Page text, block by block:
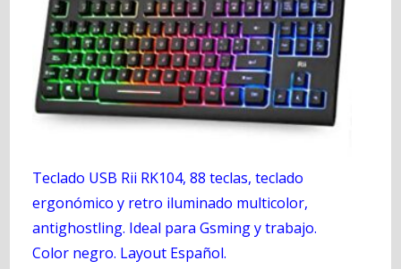
Teclado USB Rii RK104, 88 teclas, teclado
ergonómico y retro iluminado multicolor,
antighostling. Ideal para Gsming y trabajo.
Color negro. Layout Español.